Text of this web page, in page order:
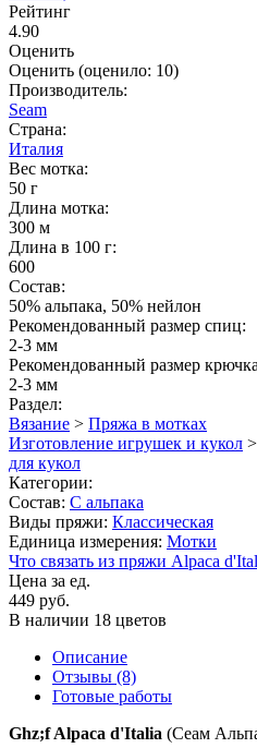
Рейтинг
4.90
Оценить
Оценить (оценило: 10)
Производитель:
Seam
Страна:
Италия
Вес мотка:
50 г
Длина мотка:
300 м
Длина в 100 г:
600
Состав:
50% альпака, 50% нейлон
Рекомендованный размер спиц:
2-3 мм
Рекомендованный размер
2-3 мм
Раздел:
Вязание > Пряжа в мотках
Изготовление игрушек и кукол >
для кукол
Категории:
Состав: С альпака
Виды пряжи: Классическая
Единица измерения: Мотки
Что связать из пряжи Alpaca
Цена за ед.
449 руб.
В наличии 18 цветов
Описание
Отзывы (8)
Готовые работы
Ghz;f Alpaca d'Italia (Сеам